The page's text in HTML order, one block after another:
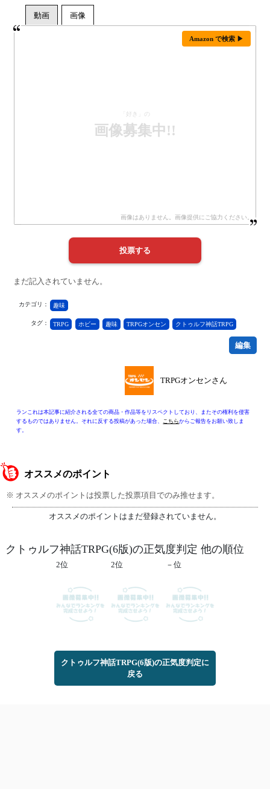
Amazon で検索 ▶
「好き」の
画像募集中!!
まだ記入されていません。
カテゴリ： 趣味
タグ： TRPG ホビー 趣味 TRPGオンセン クトゥルフ神話TRPG
編集
TRPGオンセンさん
ランこれは本記事に紹介される全ての商品・作品等をリスペクトしており、またその権利を侵害
するものではありません。それに反する投稿があった場合、 こちらからご報告をお願い致しま
す。
オススメのポイント
※ オススメのポイントは投票した投票項目でのみ推せます。
オススメのポイントはまだ登録されていません。
クトゥルフ神話TRPG(6版)の正気度判定 他の順位
2位 2位 －位
クトゥルフ神話TRPG(6版)の正気度判定に
戻る